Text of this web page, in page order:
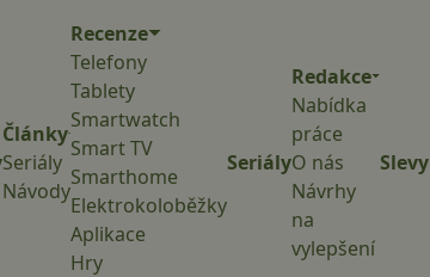
Články
Seriály
Návody
Recenze
Telefony
Tablety
Smartwatch
Smart TV
Smarthome
Elektrokoloběžky
Aplikace
Hry
Seriály
Redakce
Nabídka
práce
O nás
Návrhy
na
vylepšení
Slevy